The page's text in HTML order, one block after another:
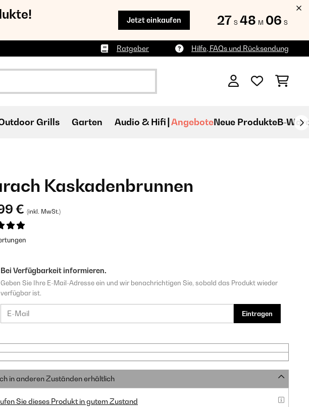
Jetzt einkaufen 27 S 48 M 04 S
Ratgeber Hilfe, FAQs und Rücksendung
Grills Garten Audio & Hifi AngeboteNeue ProdukteB-
Kaskadenbrunnen
€ (inkl. MwSt.)
Bei Verfügbarkeit informieren.
Geben Sie Ihre E-Mail-Adresse ein und wir benachrichtigen Sie, sobald das Produkt wieder
verfügbar ist.
Eintragen
in anderen Zuständen erhältlich
Sie dieses Produkt in gutem Zustand